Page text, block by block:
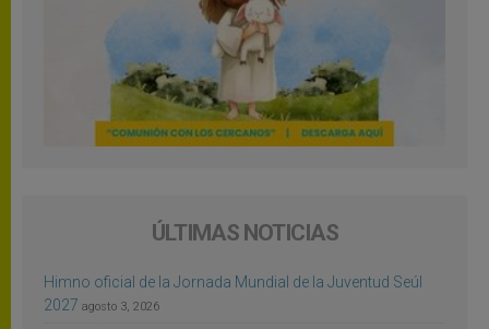
ÚLTIMAS NOTICIAS
Himno oficial de la Jornada Mundial de la Juventud Seúl
2027 agosto 3, 2026